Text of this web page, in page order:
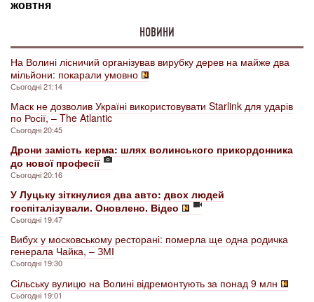
НОВИНИ
На Волині лісничий організував вирубку дерев на майже два
мільйони: покарали умовно
Сьогодні 21:14
Маск не дозволив Україні використовувати Starlink для ударів
по Росії, – The Atlantic
Сьогодні 20:45
Дрони замість керма: шлях волинського прикордонника
до нової професії
Сьогодні 20:16
У Луцьку зіткнулися два авто: двох людей
госпіталізували. Оновлено. Відео
Сьогодні 19:47
Вибух у московському ресторані: померла ще одна родичка
генерала Чайка, – ЗМІ
Сьогодні 19:30
Сільську вулицю на Волині відремонтують за понад 9 млн
Сьогодні 19:01